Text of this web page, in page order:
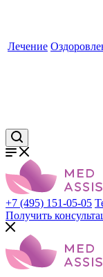
Лечение
+7 (495) 151-05-05
Получить